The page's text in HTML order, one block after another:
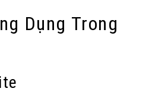
Dụng Trong